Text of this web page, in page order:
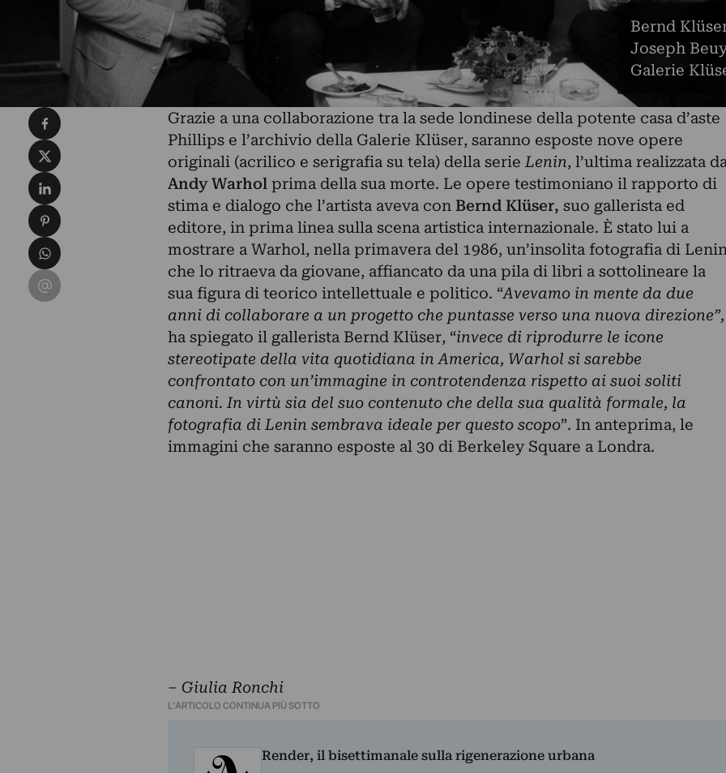
Bernd
Joseph
Galerie
Grazie a una collaborazione tra la sede londinese della potente casa d’aste
Phillips e l’archivio della Galerie Klüser, saranno esposte nove opere
originali (acrilico e serigrafia su tela) della serie Lenin, l’ultima realizzata
Andy Warholprima della sua morte. Le opere testimoniano il rapporto di
stima e dialogo che l’artista aveva con Bernd Klüser, suo gallerista ed
editore, in prima linea sulla scena artistica internazionale. È stato lui a
mostrare a Warhol, nella primavera del 1986, un’insolita fotografia di
che lo ritraeva da giovane, affiancato da una pila di libri a sottolineare la
sua figura di teorico intellettuale e politico. “Avevamo in mente da due
anni di collaborare a un progetto che puntasse verso una nuova direzione”,
ha spiegato il gallerista Bernd Klüser, “invece di riprodurre le icone
stereotipate della vita quotidiana in America, Warhol si sarebbe
confrontato con un’immagine in controtendenza rispetto ai suoi soliti
canoni. In virtù sia del suo contenuto che della sua qualità formale, la
fotografia di Lenin sembrava ideale per questo scopo”. In anteprima, le
immagini che saranno esposte al 30 di Berkeley Square a Londra.
– Giulia Ronchi
L'ARTICOLO CONTINUA PIÙ SOTTO
Render, il bisettimanale sulla rigenerazione urbana
Condividi su Facebook
Condividi su X
Condividi su LinkedIn
Condividi su Pinterest
Condividi su WhatsApp
Condividi su Email